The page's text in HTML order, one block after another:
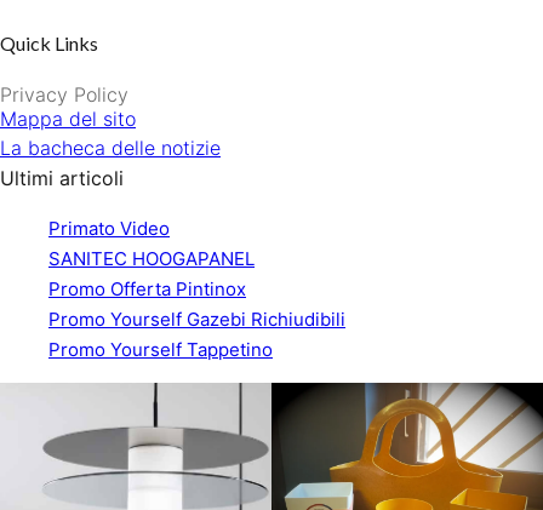
Quick Links
Privacy Policy
Mappa del sito
La bacheca delle notizie
Ultimi articoli
Primato Video
SANITEC HOOGAPANEL
Promo Offerta Pintinox
Promo Yourself Gazebi Richiudibili
Promo Yourself Tappetino